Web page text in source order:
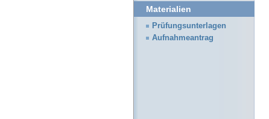
Materialien
Prüfungsunterlagen
Aufnahmeantrag